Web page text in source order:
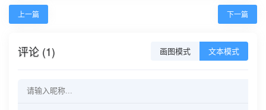
上一篇 下一篇
评论 (1) 画图模式 文本模式